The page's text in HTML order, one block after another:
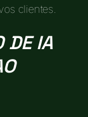
clientes.
DE IA